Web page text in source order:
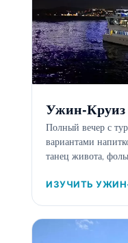
Ужин-Круиз
Полный вечер с
вариантами
танец живота,
ИЗУЧИТЬ